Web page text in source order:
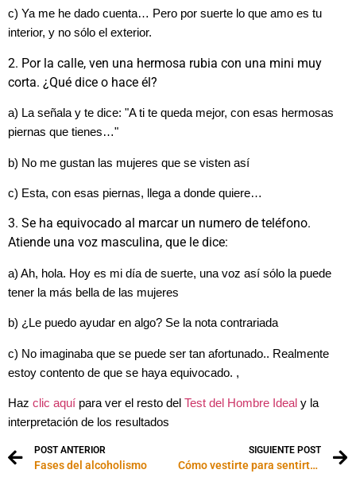
c) Ya me he dado cuenta… Pero por suerte lo que amo es tu
interior, y no sólo el exterior.
2. Por la calle, ven una hermosa rubia con una mini muy
corta. ¿Qué dice o hace él?
a) La señala y te dice: "A ti te queda mejor, con esas hermosas
piernas que tienes…"
b) No me gustan las mujeres que se visten así
c) Esta, con esas piernas, llega a donde quiere…
3. Se ha equivocado al marcar un numero de teléfono.
Atiende una voz masculina, que le dice:
a) Ah, hola. Hoy es mi día de suerte, una voz así sólo la puede
tener la más bella de las mujeres
b) ¿Le puedo ayudar en algo? Se la nota contrariada
c) No imaginaba que se puede ser tan afortunado.. Realmente
estoy contento de que se haya equivocado. ,
Haz clic aquí para ver el resto del Test del Hombre Ideal y la
interpretación de los resultados
POST ANTERIOR
Fases del alcoholismo
SIGUIENTE POST
Cómo vestirte para sentirte atractiv@ y seductor/a